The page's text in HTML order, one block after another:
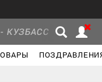
КУЗБАСС